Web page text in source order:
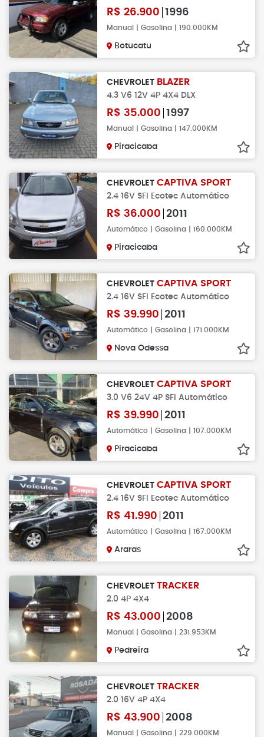
R$ 26.900 1996
Manual | Gasolina | 190.000KM
Botucatu
CHEVROLET BLAZER
4.3 V6 12V 4P 4X4 DLX
R$ 35.000 1997
Manual | Gasolina | 147.000KM
Piracicaba
CHEVROLET CAPTIVA SPORT
2.4 16V SFI Ecotec Automático
R$ 36.000 2011
Automático | Gasolina | 160.000KM
Piracicaba
CHEVROLET CAPTIVA SPORT
2.4 16V SFI Ecotec Automático
R$ 39.990 2011
Automático | Gasolina | 171.000KM
Nova Odessa
CHEVROLET CAPTIVA SPORT
3.0 V6 24V 4P SFI Automático
R$ 39.990 2011
Automático | Gasolina | 107.000KM
Piracicaba
CHEVROLET CAPTIVA SPORT
2.4 16V SFI Ecotec Automático
R$ 41.990 2011
Automático | Gasolina | 167.000KM
Araras
CHEVROLET TRACKER
2.0 4P 4X4
R$ 43.000 2008
Manual | Gasolina | 231.953KM
Pedreira
CHEVROLET TRACKER
2.0 16V 4P 4X4
R$ 43.900 2008
Manual | Gasolina | 229.000KM